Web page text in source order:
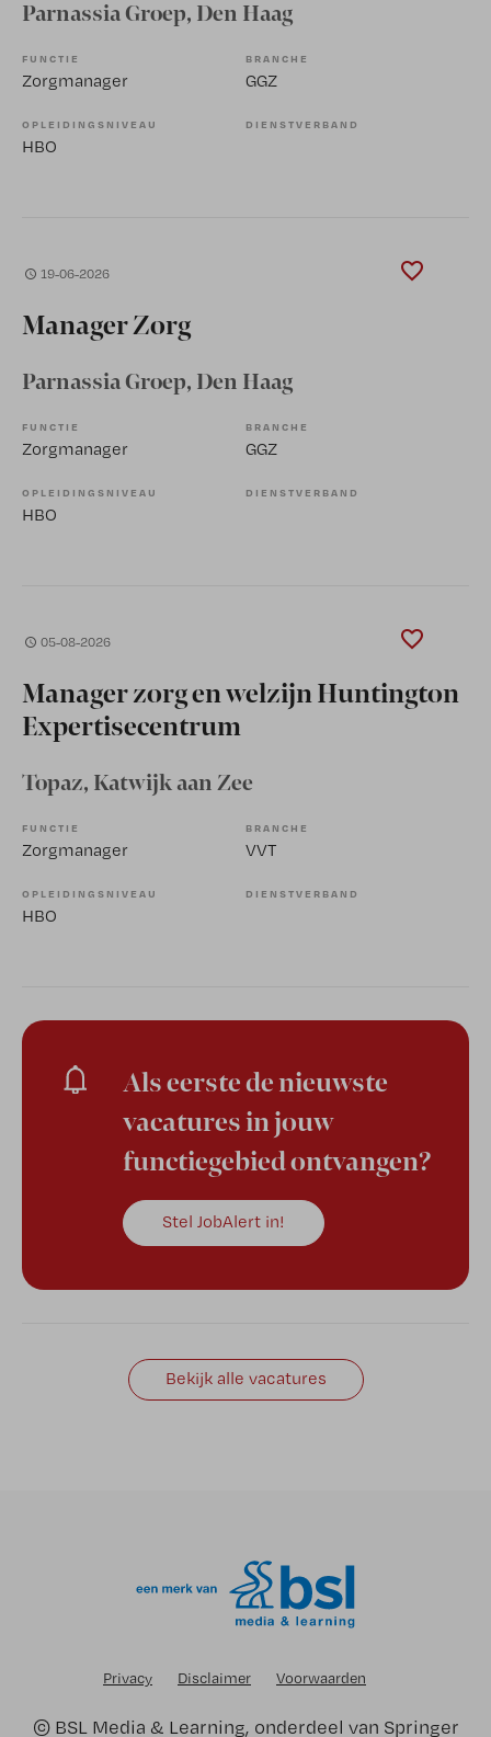
Parnassia Groep, Den Haag
FUNCTIE
Zorgmanager
BRANCHE
GGZ
OPLEIDINGSNIVEAU
HBO
DIENSTVERBAND
19-06-2026
Manager Zorg
Parnassia Groep, Den Haag
FUNCTIE
Zorgmanager
BRANCHE
GGZ
OPLEIDINGSNIVEAU
HBO
DIENSTVERBAND
05-08-2026
Manager zorg en welzijn Huntington
Expertisecentrum
Topaz, Katwijk aan Zee
FUNCTIE
Zorgmanager
BRANCHE
VVT
OPLEIDINGSNIVEAU
HBO
DIENSTVERBAND
Als eerste de nieuwste
vacatures in jouw
functiegebied ontvangen?
Stel JobAlert in!
Bekijk alle vacatures
Privacy Disclaimer Voorwaarden
© BSL Media & Learning, onderdeel van Springer